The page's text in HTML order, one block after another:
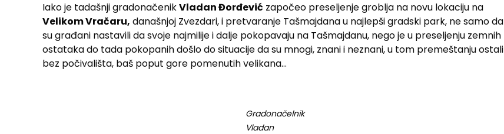
Iako je tadašnji gradonačenikVladan Đorđević započeo preseljenje groblja na novu lokaciju na
Velikom Vračaru, današnjoj Zvezdari, i pretvaranje Tašmajdana u najlepši gradski park, ne samo da
su građani nastavili da svoje najmilije i dalje pokopavaju na Tašmajdanu, nego je u preseljenju zemnih
ostataka do tada pokopanih došlo do situacije da su mnogi, znani i neznani, u tom premeštanju ostali
bez počivališta, baš poput gore pomenutih velikana…
Gradonačelnik
Vladan